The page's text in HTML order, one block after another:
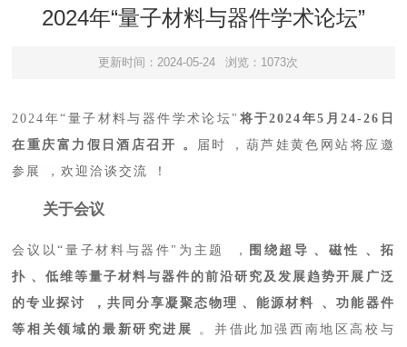
2024年“量子材料与器件学术论坛”
更新时间：2024-05-24 浏览：1073次
2024年“量子材料与器件学术论坛" 将于2024年5月24-26日
在重庆富力假日酒店召开。
届时， 葫芦娃黄色网站将应邀
参展，欢迎洽谈交流！
关于会议
会议以“量子材料与器件"为主题，
围绕超导、磁性、拓
扑、低维等量子材料与器件的前沿研究及发展趋势开展广泛
的专业探讨，共同分享凝聚态物理、能源材料、功能器件
等相关领域的最新研究进展
。并借此加强西南地区高校与